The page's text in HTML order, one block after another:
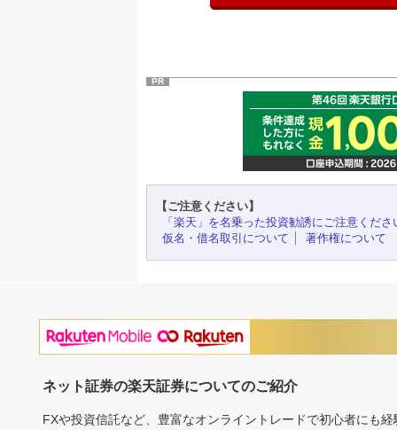
PR
【ご注意ください】
「楽天」を名乗った投資勧誘にご注意くださ
仮名・借名取引について
著作権について
ネット証券の楽天証券についてのご紹介
FXや投資信託など、豊富なオンライントレードで初心者にも